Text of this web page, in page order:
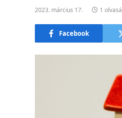
2023. március 17. 1
Facebook